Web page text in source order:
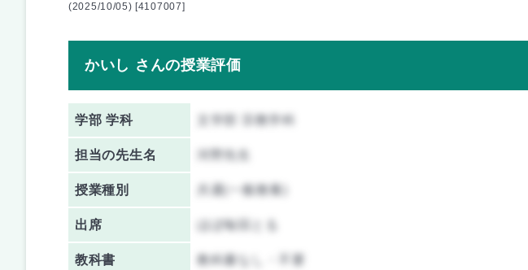
(2025/10/05) [4107007]
かいし さんの授業評価
学部 学科 文学部 宗教学科
担当の先生名
授業種別 共通(一般教養)
出席 ほぼ毎回とる
教科書 教科書なし・不要